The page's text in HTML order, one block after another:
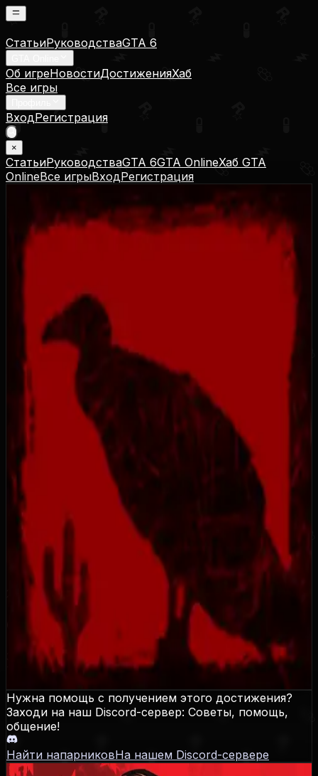
СтатьиРуководстваGTA 6
Об игреНовостиДостиженияХаб
Все игры
ВходРегистрация
×
СтатьиРуководстваGTA 6GTA OnlineХаб GTA
OnlineВсе игрыВходРегистрация
Злые духи
Evil Spirits
Серебряный трофей
Описание достижения
Зачистите бандитские логова в Тамблвиде и
Тесоро-Асули.
Нужна помощь с получением этого достижения?
Заходи на наш Discord-сервер: Советы, помощь,
общение!
Найти напарниковНа нашем Discord-сервере